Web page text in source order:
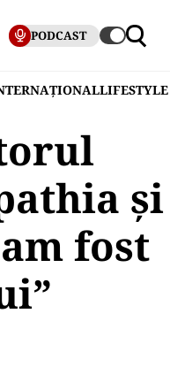
PODCAST
LIFESTYLE
și
fost